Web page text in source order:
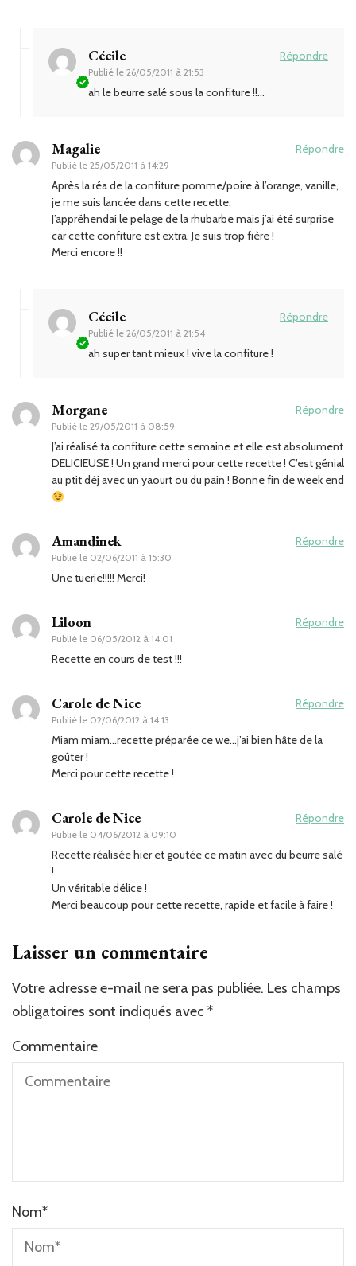
Cécile
Publié le 26/05/2011 à 21:53
Répondre
ah le beurre salé sous la confiture !!…
Magalie
Publié le 25/05/2011 à 14:29
Répondre
Après la réa de la confiture pomme/poire à l’orange, vanille,
je me suis lancée dans cette recette.
J’appréhendai le pelage de la rhubarbe mais j’ai été surprise
car cette confiture est extra. Je suis trop fière !
Merci encore !!
Cécile
Publié le 26/05/2011 à 21:54
Répondre
ah super tant mieux ! vive la confiture !
Morgane
Publié le 29/05/2011 à 08:59
Répondre
J’ai réalisé ta confiture cette semaine et elle est absolument
DELICIEUSE ! Un grand merci pour cette recette ! C’est génial
au ptit déj avec un yaourt ou du pain ! Bonne fin de week end
Amandinek
Publié le 02/06/2011 à 15:30
Répondre
Une tuerie!!!!! Merci!
Liloon
Publié le 06/05/2012 à 14:01
Répondre
Recette en cours de test !!!
Carole de Nice
Publié le 02/06/2012 à 14:13
Répondre
Miam miam…recette préparée ce we…j’ai bien hâte de la
goûter !
Merci pour cette recette !
Carole de Nice
Publié le 04/06/2012 à 09:10
Répondre
Recette réalisée hier et goutée ce matin avec du beurre salé
!
Un véritable délice !
Merci beaucoup pour cette recette, rapide et facile à faire !
Laisser un commentaire
Votre adresse e-mail ne sera pas publiée. Les champs
obligatoires sont indiqués avec *
Commentaire
Nom*